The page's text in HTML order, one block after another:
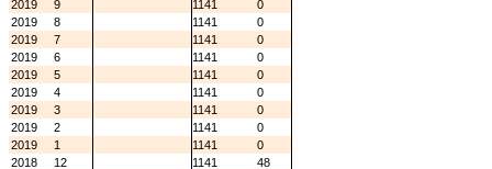
2019
9 1141
0
2019
8 1141
0
2019
7 1141
0
2019
6 1141
0
2019
5 1141
0
2019
4 1141
0
2019
3 1141
0
2019
2 1141
0
2019
1 1141
0
2018
12 1141
48